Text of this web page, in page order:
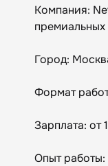
Компания:
премиальных
Город:
Формат
Зарплата:
Опыт работы: